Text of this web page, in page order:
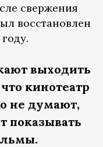
свержения
восстановлен
выходить
кинотеатр
не думают,
показывать